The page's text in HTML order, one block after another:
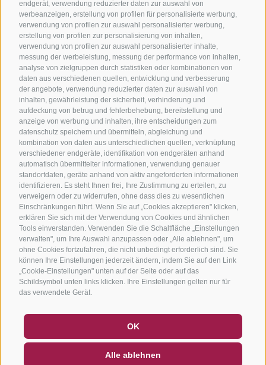
endgerät, verwendung reduzierter daten zur auswahl von
werbeanzeigen, erstellung von profilen für personalisierte werbung,
verwendung von profilen zur auswahl personalisierter werbung,
erstellung von profilen zur personalisierung von inhalten,
verwendung von profilen zur auswahl personalisierter inhalte,
messung der werbeleistung, messung der performance von inhalten,
analyse von zielgruppen durch statistiken oder kombinationen von
daten aus verschiedenen quellen, entwicklung und verbesserung
der angebote, verwendung reduzierter daten zur auswahl von
inhalten, gewährleistung der sicherheit, verhinderung und
aufdeckung von betrug und fehlerbehebung, bereitstellung und
anzeige von werbung und inhalten, ihre entscheidungen zum
datenschutz speichern und übermitteln, abgleichung und
kombination von daten aus unterschiedlichen quellen, verknüpfung
verschiedener endgeräte, identifikation von endgeräten anhand
automatisch übermittelter informationen, verwendung genauer
standortdaten, geräte anhand von aktiv angeforderten informationen
identifizieren. Es steht Ihnen frei, Ihre Zustimmung zu erteilen, zu
verweigern oder zu widerrufen, ohne dass dies zu wesentlichen
Einschränkungen führt. Wenn Sie auf „Cookies akzeptieren" klicken,
erklären Sie sich mit der Verwendung von Cookies und ähnlichen
Tools einverstanden. Verwenden Sie die Schaltfläche „Einstellungen
verwalten", um Ihre Auswahl anzupassen oder „Alle ablehnen", um
ohne Cookies fortzufahren, die nicht unbedingt erforderlich sind. Sie
können Ihre Einstellungen jederzeit ändern, indem Sie auf den Link
„Cookie-Einstellungen" unten auf der Seite oder auf das
Schildsymbol unten links klicken. Ihre Einstellungen gelten nur für
das verwendete Gerät.
OK
Alle ablehnen
NEWSLETTER
SOCIAL WALL WETTER